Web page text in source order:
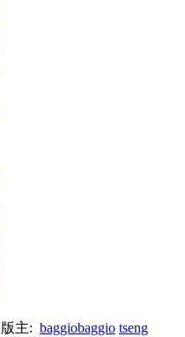
版主: baggiobaggio tseng